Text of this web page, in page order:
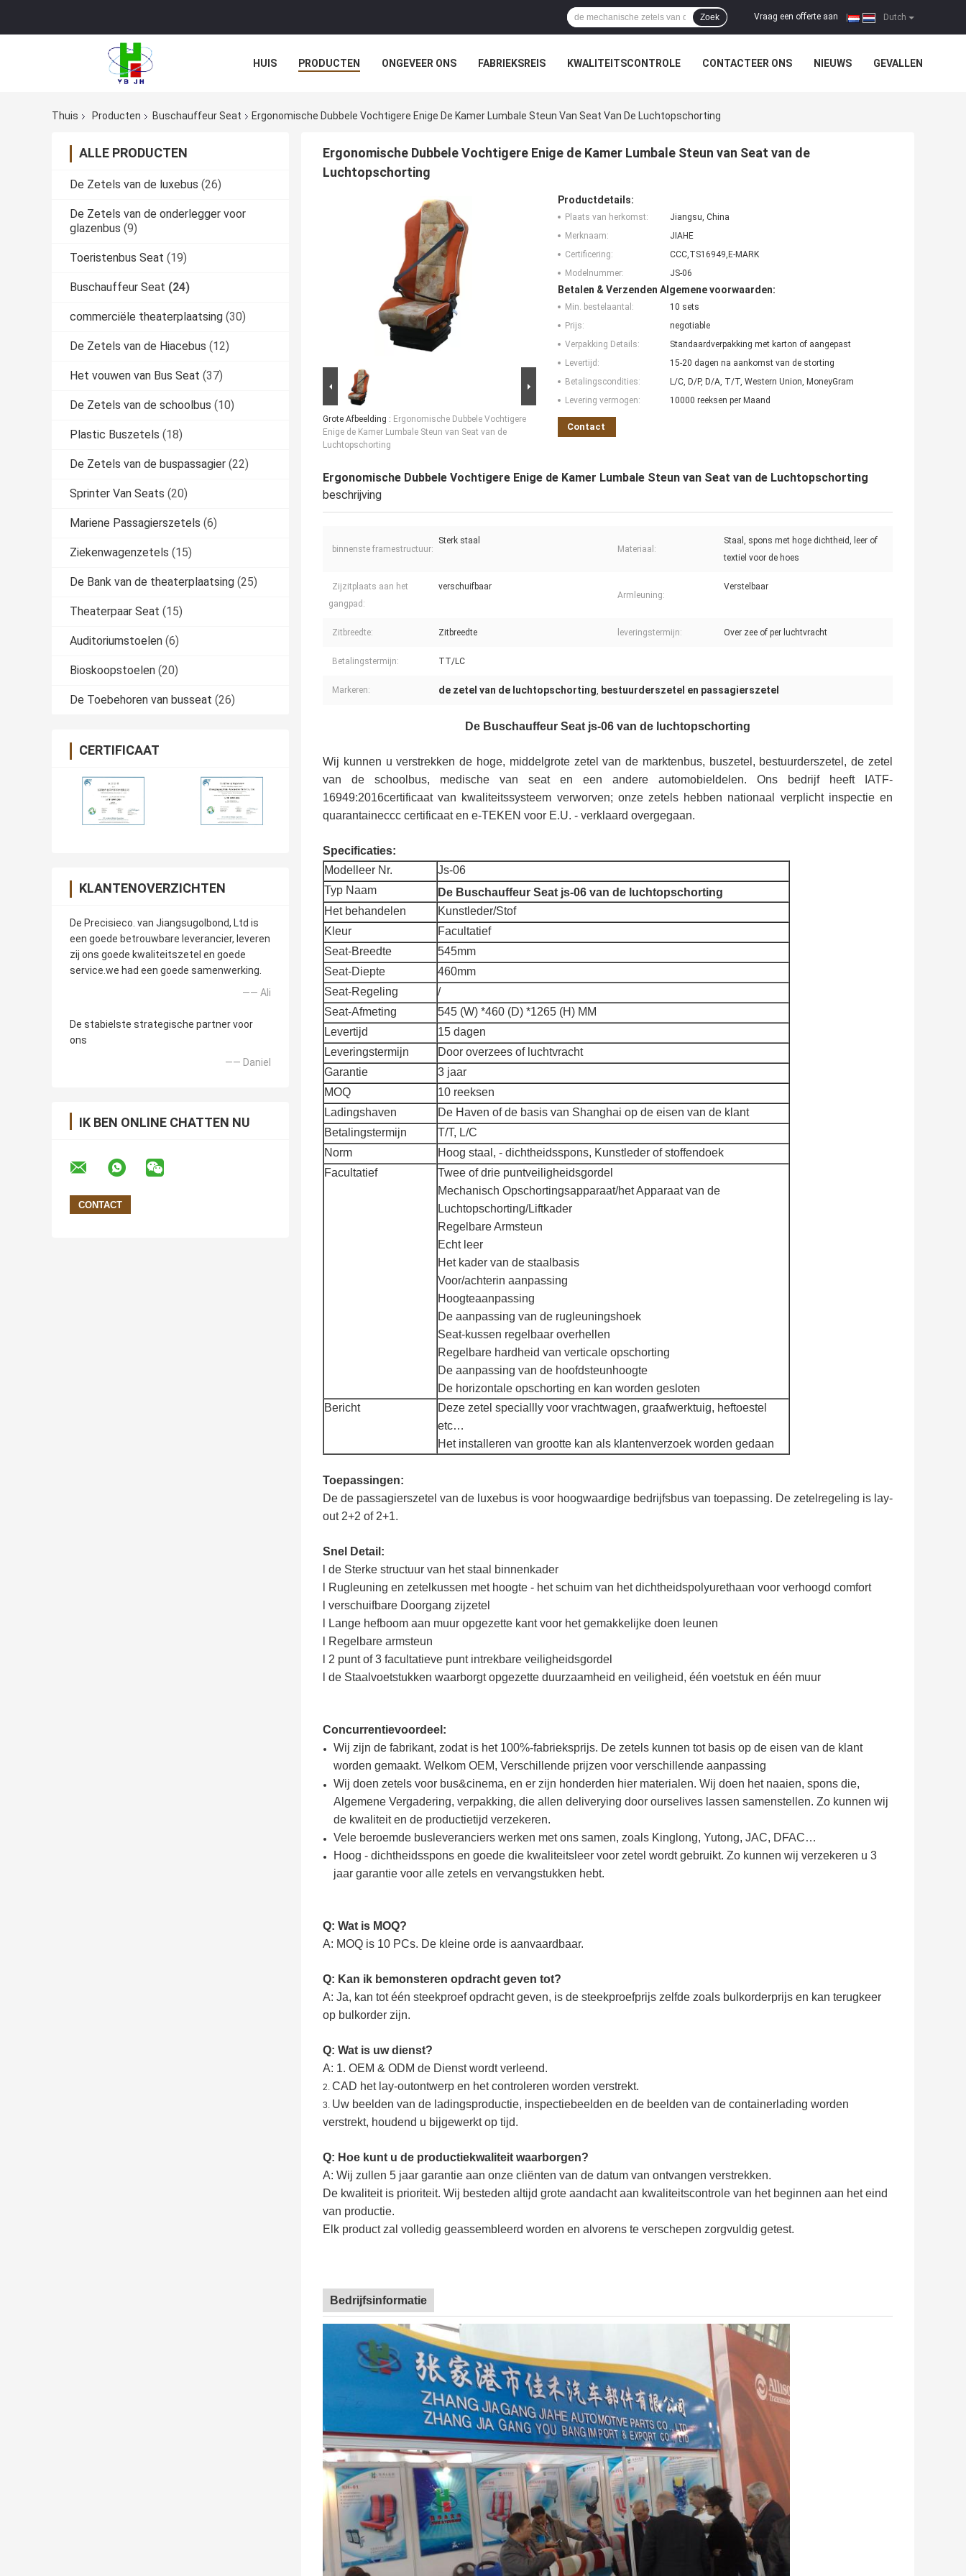
Dutch
Vraag een offerte aan
Zoek
HUIS PRODUCTEN ONGEVEER ONS FABRIEKSREIS KWALITEITSCONTROLE CONTACTEER ONS NIEUWS GEVALLEN
Thuis Producten Buschauffeur Seat Ergonomische Dubbele Vochtigere Enige De Kamer Lumbale Steun Van Seat Van De Luchtopschorting
ALLE PRODUCTEN
De Zetels van de luxebus (26)
De Zetels van de onderlegger voor
glazenbus (9)
Toeristenbus Seat (19)
Buschauffeur Seat (24)
commerciële theaterplaatsing (30)
De Zetels van de Hiacebus (12)
Het vouwen van Bus Seat (37)
De Zetels van de schoolbus (10)
Plastic Buszetels (18)
De Zetels van de buspassagier (22)
Sprinter Van Seats (20)
Mariene Passagierszetels (6)
Ziekenwagenzetels (15)
De Bank van de theaterplaatsing (25)
Theaterpaar Seat (15)
Auditoriumstoelen (6)
Bioskoopstoelen (20)
De Toebehoren van busseat (26)
CERTIFICAAT
KLANTENOVERZICHTEN
De Precisieco. van Jiangsugolbond, Ltd is
een goede betrouwbare leverancier, leveren
zij ons goede kwaliteitszetel en goede
service.we had een goede samenwerking.
—— Ali
De stabielste strategische partner voor
ons
—— Daniel
IK BEN ONLINE CHATTEN NU
Ergonomische Dubbele Vochtigere Enige de Kamer Lumbale Steun van Seat van de
Luchtopschorting
Grote Afbeelding : Ergonomische Dubbele Vochtigere
Enige de Kamer Lumbale Steun van Seat van de
Luchtopschorting
Productdetails:
Plaats van herkomst:
Jiangsu, China
Merknaam:
JIAHE
Certificering:
CCC,TS16949,E-MARK
Modelnummer:
JS-06
Betalen & Verzenden Algemene voorwaarden:
Min. bestelaantal:
10 sets
Prijs:
negotiable
Verpakking Details:
Standaardverpakking met karton of aangepast
Levertijd:
15-20 dagen na aankomst van de storting
Betalingscondities:
L/C, D/P, D/A, T/T, Western Union, MoneyGram
Levering vermogen:
10000 reeksen per Maand
Contact
Ergonomische Dubbele Vochtigere Enige de Kamer Lumbale Steun van Seat van de Luchtopschorting
beschrijving
binnenste framestructuur:
Sterk staal
Materiaal:
Staal, spons met hoge dichtheid, leer of
textiel voor de hoes
Zijzitplaats aan het
gangpad:
verschuifbaar
Armleuning:
Verstelbaar
Zitbreedte: Zitbreedte leveringstermijn: Over zee of per luchtvracht
Betalingstermijn: TT/LC
Markeren: de zetel van de luchtopschorting, bestuurderszetel en passagierszetel
De Buschauffeur Seat js-06 van de luchtopschorting
Wij kunnen u verstrekken de hoge, middelgrote zetel van de marktenbus, buszetel, bestuurderszetel, de zetel
van de schoolbus, medische van seat en een andere automobieldelen. Ons bedrijf heeft IATF-
16949:2016certificaat van kwaliteitssysteem verworven; onze zetels hebben nationaal verplicht inspectie en
quarantaineccc certificaat en e-TEKEN voor E.U. - verklaard overgegaan.
Specificaties:
Modelleer Nr.
Js-06
Typ Naam
De Buschauffeur Seat js-06 van de luchtopschorting
Het behandelen
Kunstleder/Stof
Kleur
Facultatief
Seat-Breedte
545mm
Seat-Diepte
460mm
Seat-Regeling
/
Seat-Afmeting
545 (W) *460 (D) *1265 (H) MM
Levertijd
15 dagen
Leveringstermijn
Door overzees of luchtvracht
Garantie
3 jaar
MOQ
10 reeksen
Ladingshaven
De Haven of de basis van Shanghai op de eisen van de klant
Betalingstermijn
T/T, L/C
Norm
Hoog staal, - dichtheidsspons, Kunstleder of stoffendoek
Facultatief
Twee of drie puntveiligheidsgordel
Mechanisch Opschortingsapparaat/het Apparaat van de
Luchtopschorting/Liftkader
Regelbare Armsteun
Echt leer
Het kader van de staalbasis
Voor/achterin aanpassing
Hoogteaanpassing
De aanpassing van de rugleuningshoek
Seat-kussen regelbaar overhellen
Regelbare hardheid van verticale opschorting
De aanpassing van de hoofdsteunhoogte
De horizontale opschorting en kan worden gesloten
Bericht
Deze zetel speciallly voor vrachtwagen, graafwerktuig, heftoestel
etc…
Het installeren van grootte kan als klantenverzoek worden gedaan
Toepassingen:
De de passagierszetel van de luxebus is voor hoogwaardige bedrijfsbus van toepassing. De zetelregeling is lay-
out 2+2 of 2+1.
Snel Detail:
l de Sterke structuur van het staal binnenkader
l Rugleuning en zetelkussen met hoogte - het schuim van het dichtheidspolyurethaan voor verhoogd comfort
l verschuifbare Doorgang zijzetel
l Lange hefboom aan muur opgezette kant voor het gemakkelijke doen leunen
l Regelbare armsteun
l 2 punt of 3 facultatieve punt intrekbare veiligheidsgordel
l de Staalvoetstukken waarborgt opgezette duurzaamheid en veiligheid, één voetstuk en één muur
Concurrentievoordeel:
Wij zijn de fabrikant, zodat is het 100%-fabrieksprijs. De zetels kunnen tot basis op de eisen van de klant
worden gemaakt. Welkom OEM, Verschillende prijzen voor verschillende aanpassing
Wij doen zetels voor bus&cinema, en er zijn honderden hier materialen. Wij doen het naaien, spons die,
Algemene Vergadering, verpakking, die allen deliverying door ourselives lassen samenstellen. Zo kunnen wij
de kwaliteit en de productietijd verzekeren.
Vele beroemde busleveranciers werken met ons samen, zoals Kinglong, Yutong, JAC, DFAC…
Hoog - dichtheidsspons en goede die kwaliteitsleer voor zetel wordt gebruikt. Zo kunnen wij verzekeren u 3
jaar garantie voor alle zetels en vervangstukken hebt.
Q: Wat is MOQ?
A: MOQ is 10 PCs. De kleine orde is aanvaardbaar.
Q: Kan ik bemonsteren opdracht geven tot?
A: Ja, kan tot één steekproef opdracht geven, is de steekproefprijs zelfde zoals bulkorderprijs en kan terugkeer
op bulkorder zijn.
Q: Wat is uw dienst?
A: 1. OEM & ODM de Dienst wordt verleend.
2. CAD het lay-outontwerp en het controleren worden verstrekt.
3. Uw beelden van de ladingsproductie, inspectiebeelden en de beelden van de containerlading worden
verstrekt, houdend u bijgewerkt op tijd.
Q: Hoe kunt u de productiekwaliteit waarborgen?
A: Wij zullen 5 jaar garantie aan onze cliënten van de datum van ontvangen verstrekken.
De kwaliteit is prioriteit. Wij besteden altijd grote aandacht aan kwaliteitscontrole van het beginnen aan het eind
van productie.
Elk product zal volledig geassembleerd worden en alvorens te verschepen zorgvuldig getest.
Bedrijfsinformatie